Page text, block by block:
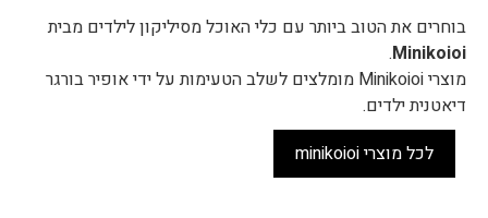
בוחרים את הטוב ביותר עם כלי האוכל מסיליקון לילדים מבית
Minikoioi
.
מוצרי Minikoioi מומלצים לשלב הטעימות על ידי אופיר בורגר
דיאטנית ילדים.
לכל מוצרי minikoioi